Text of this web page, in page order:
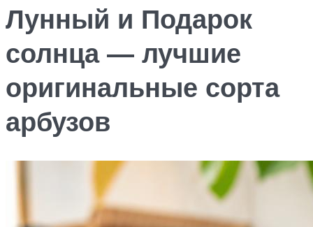
Лунный и Подарок
солнца — лучшие
оригинальные сорта
арбузов